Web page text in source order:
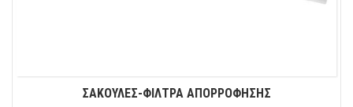
ΣΑΚΟΥΛΕΣ-ΦΙΛΤΡΑ ΑΠΟΡΡΟΦΗΣΗΣ